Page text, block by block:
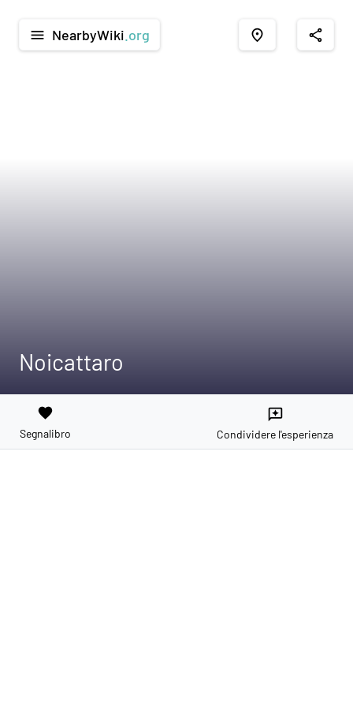
menu NearbyWiki .org place share
Noicattaro
favorite
Segnalibro
reviews
Condividere l'esperienza